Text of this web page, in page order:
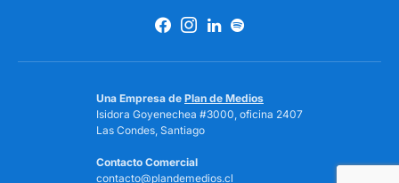
Una Empresa de Plan de Medios
Isidora Goyenechea #3000, oficina 2407
Las Condes, Santiago
Contacto Comercial
contacto@plandemedios.cl